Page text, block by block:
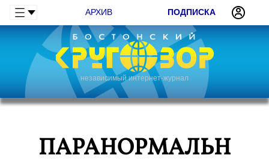
АРХИВ ПОДПИСКА
независимый интернет-журнал
ПАРАНОРМАЛЬНОЕ